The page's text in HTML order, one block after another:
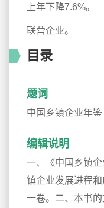
上年下降7.6%。
联营企业。
目录
题词
中国乡镇企业年鉴
编辑说明
一、《中国乡镇
镇企业发展进程
一卷。二、本书